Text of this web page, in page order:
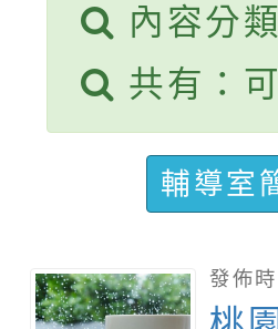
結果(第3招)
內容分
共有：
輔導室
發佈